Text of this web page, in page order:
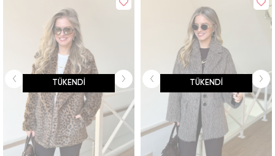
TÜKENDI TÜKENDI